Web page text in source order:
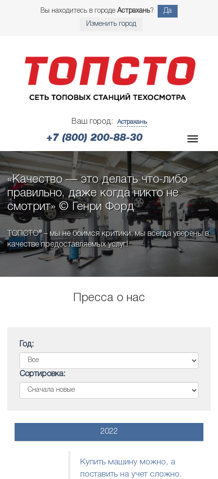
Вы находитесь в городе Астрахань? Да
Изменить город
Ваш город: Астрахань
+7 (800) 200-88-30
«Качество — это делать что-либо
правильно, даже когда никто не
смотрит» © Генри Форд
ТОПСТО® – мы не боимся критики, мы всегда уверены в
качестве предоставляемых услуг!
Пресса о нас
Год:
Сортировка:
2022
Купить машину можно, а
поставить на учет сложно.